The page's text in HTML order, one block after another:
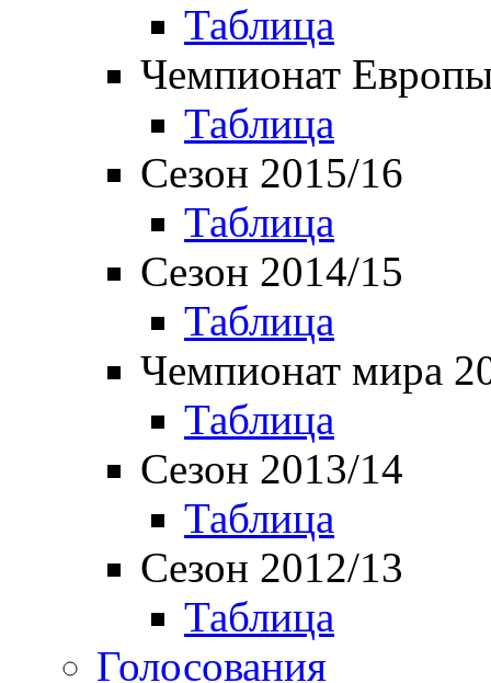
Таблица
Чемпионат
Таблица
Сезон 2015/16
Таблица
Сезон 2014/15
Таблица
Чемпионат мира
Таблица
Сезон 2013/14
Таблица
Сезон 2012/13
Таблица
Голосования